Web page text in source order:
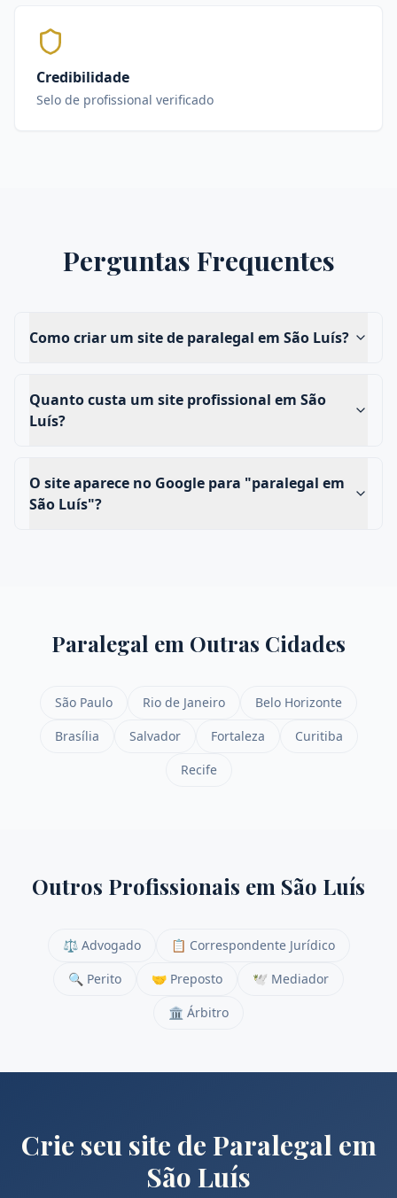
Credibilidade
Selo de profissional verificado
Perguntas Frequentes
Como criar um site de paralegal em São Luís?
Quanto custa um site profissional em São
Luís?
O site aparece no Google para "paralegal em
São Luís"?
Paralegal em Outras Cidades
São Paulo Rio de Janeiro
Belo Horizonte
Brasília
Salvador Fortaleza
Curitiba
Recife
Outros Profissionais em São Luís
⚖️ Advogado 📋 Correspondente Jurídico
🔍 Perito 🤝 Preposto 🕊️ Mediador
🏛️ Árbitro
Crie seu site de Paralegalem
São Luís